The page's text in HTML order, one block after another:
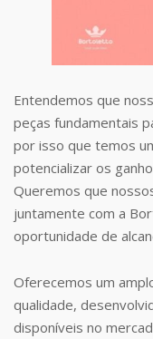
Entendemos que
peças fundamentais
por isso que temos
potencializar os
Queremos que
juntamente com a
oportunidade de
Oferecemos um
qualidade,
disponíveis no